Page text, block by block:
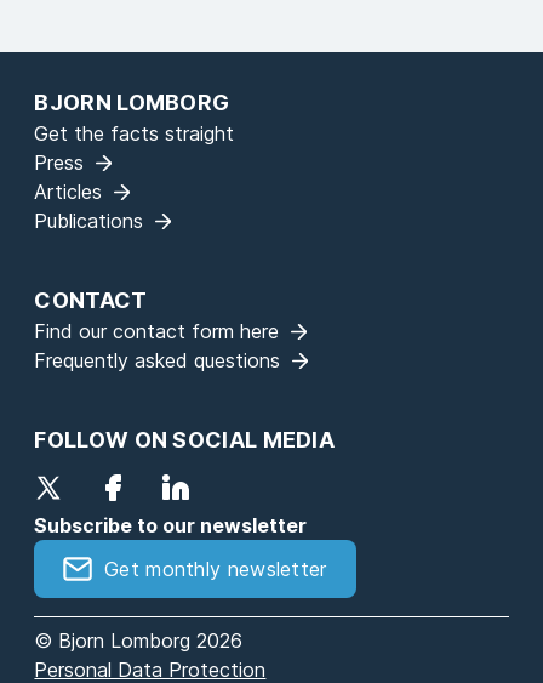
BJORN LOMBORG
Get the facts straight
Press
Articles
Publications
CONTACT
Find our contact form here
Frequently asked questions
FOLLOW ON SOCIAL MEDIA
Subscribe to our newsletter
Get monthly newsletter
© Bjorn Lomborg 2026
Personal Data Protection